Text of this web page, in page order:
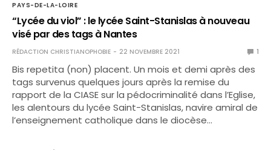
PAYS-DE-LA-LOIRE
“Lycée du viol” : le lycée Saint-Stanislas à nouveau
visé par des tags à Nantes
RÉDACTION CHRISTIANOPHOBIE 22 NOVEMBRE 2021 1
Bis repetita (non) placent. Un mois et demi après des
tags survenus quelques jours après la remise du
rapport de la CIASE sur la pédocriminalité dans l’Eglise,
les alentours du lycée Saint-Stanislas, navire amiral de
l’enseignement catholique dans le diocèse…